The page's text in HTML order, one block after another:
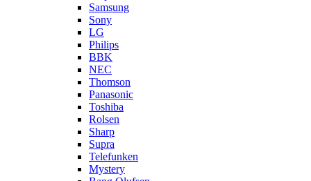
Samsung
Sony
LG
Philips
BBK
NEC
Thomson
Panasonic
Toshiba
Rolsen
Sharp
Supra
Telefunken
Mystery